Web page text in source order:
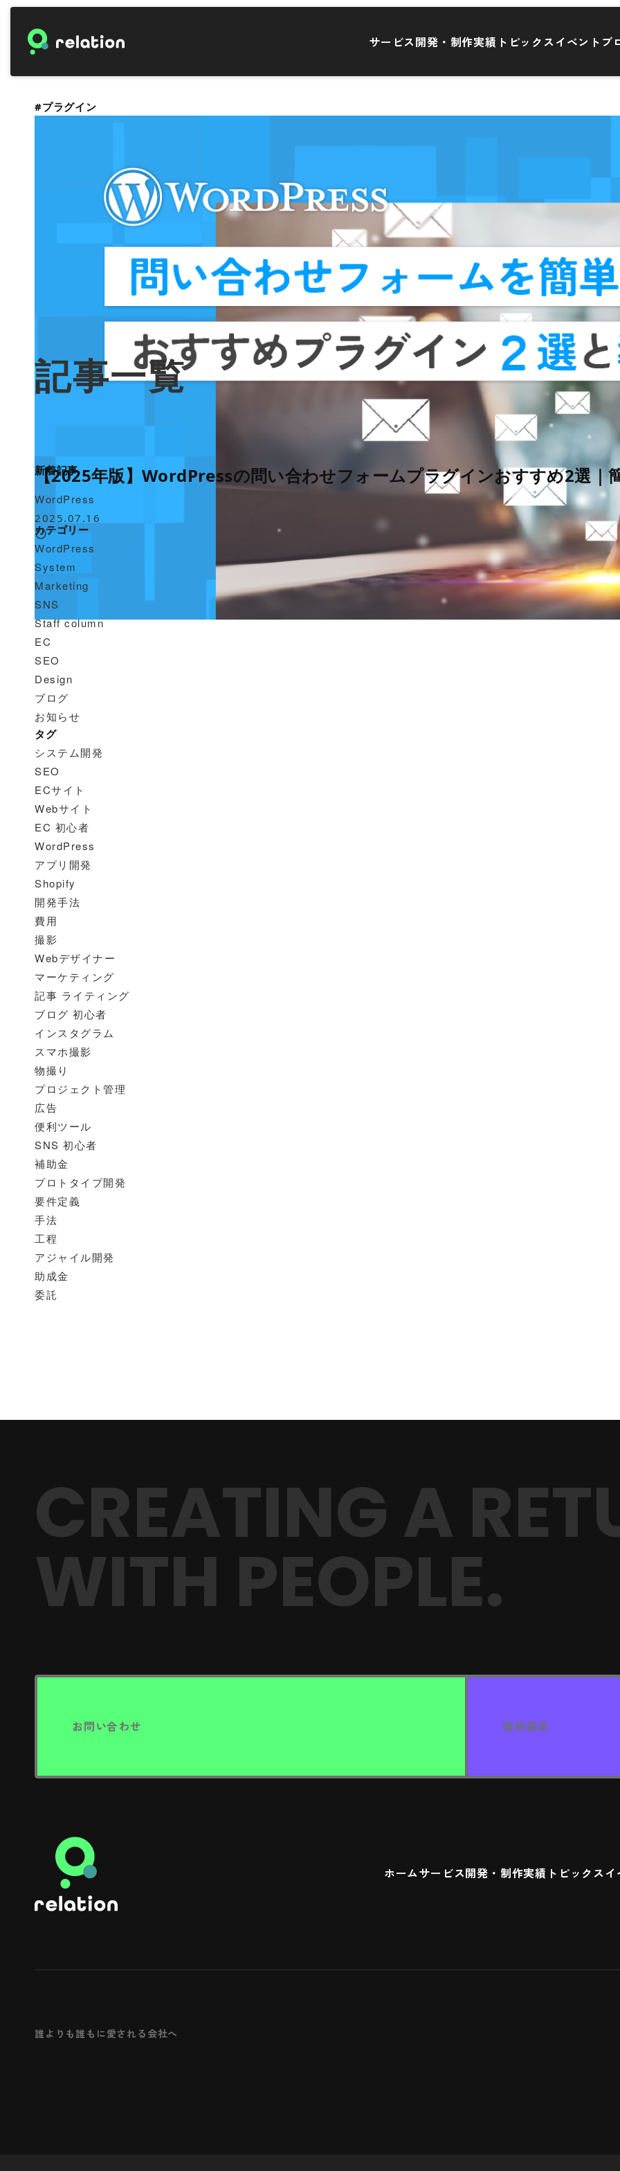
サービス開発・制作実績 トピックスイベント ブ
#プラグイン
記事一覧
【2025年版】WordPressの問い合わせフォームプラグインおすすめ2選｜
WordPress
2025.07.16
新着記事
カテゴリー
WordPress
System
Marketing
SNS
Staff column
EC
SEO
Design
ブログ
お知らせ
タグ
システム開発
SEO
ECサイト
Webサイト
EC 初心者
WordPress
アプリ開発
Shopify
開発手法
費用
撮影
Webデザイナー
マーケティング
記事 ライティング
ブログ 初心者
インスタグラム
スマホ撮影
物撮り
プロジェクト管理
広告
便利ツール
SNS 初心者
補助金
プロトタイプ開発
要件定義
手法
工程
アジャイル開発
助成金
委託
CREATING A
WITH PEOPLE.
お問い合わせ 資料請求
ホームサービス開発・制作実績 トピックス
誰よりも誰もに愛される会社へ